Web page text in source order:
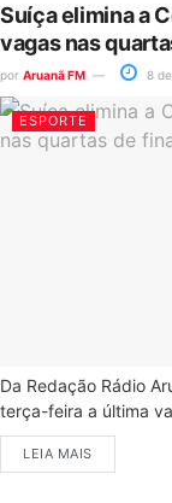
Suíça elimina a
vagas nas
por Aruanã FM 8
ESPORTE
Da Redação Rádio
terça-feira a última
LEIA MAIS